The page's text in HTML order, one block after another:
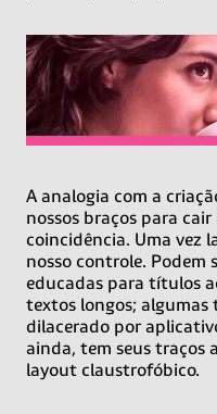
A analogia com a
nossos braços para
coincidência. Uma vez
nosso controle. Podem
educadas para títulos
textos longos; algumas
dilacerado por
ainda, tem seus traços
layout claustrofóbico.